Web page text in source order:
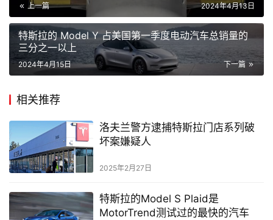
上一篇 2024年4月13日
特斯拉的 Model Y 占美国第一季度电动汽车总销量的
三分之一以上
下一篇
2024年4月15日
相关推荐
洛夫兰警方逮捕特斯拉门店系列破
坏案嫌疑人
2025年2月27日
特斯拉的Model S Plaid是
MotorTrend测试过的最快的汽车